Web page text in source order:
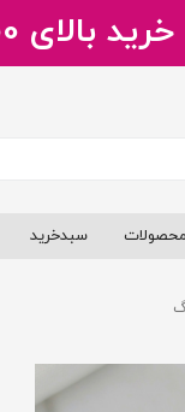
خرید بالای 900 هزار تومان ارسال رایگان
سبدخرید